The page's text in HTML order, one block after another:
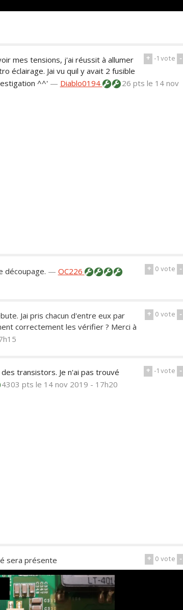
+ -1vote -
mes tensions, j'ai réussit à allumer
éclairage. Jai vu quil y avait 2 fusible
^^' — Diablo0194 26 pts le 14 nov
+ 0vote -
découpage. — OC226
+ 0vote -
Jai pris chacun d'entre eux par
correctement les vérifier ? Merci à
+ -1vote -
transistors. Je n'ai pas trouvé
pts le 14 nov 2019 - 17h20
+ 0vote -
sera présente